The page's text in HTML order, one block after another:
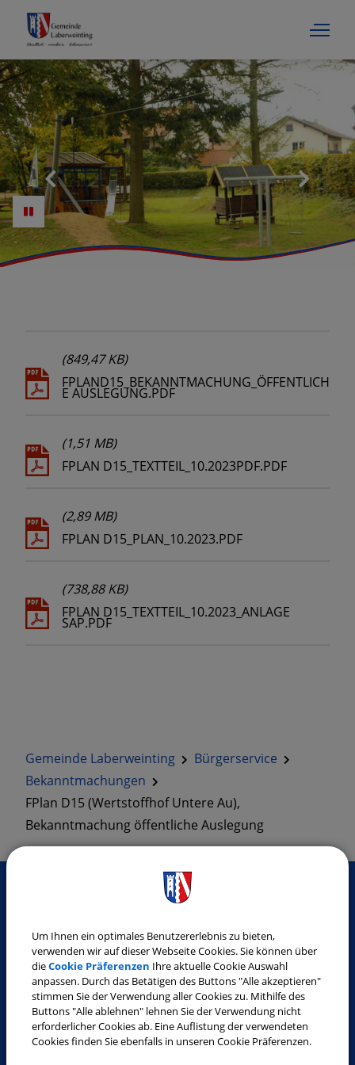
Gemeinde Laberweinting
Bürgerservice
Bekanntmachungen
FPlan D15 (Wertstoffhof Untere Au),
Bekanntmachung öffentliche Auslegung
(849,47 KB)
FPLAND15_BEKANNTMACHUNG_ÖFFENTLICH
E AUSLEGUNG.PDF
(1,51 MB)
FPLAN D15_TEXTTEIL_10.2023PDF.PDF
(2,89 MB)
FPLAN D15_PLAN_10.2023.PDF
(738,88 KB)
FPLAN D15_TEXTTEIL_10.2023_ANLAGE
SAP.PDF
Gemeinde Laberweinting
Landshuter Straße 32
84082 Laberweinting
Tel.:08772 9619-0
Fax:08772 9619-30
Um Ihnen ein optimales Benutzererlebnis zu bieten,
verwenden wir auf dieser Webseite Cookies. Sie können über
dieCookie Präferenzen Ihre aktuelle Cookie Auswahl
anpassen. Durch das Betätigen des Buttons "Alle akzeptieren"
stimmen Sie der Verwendung aller Cookies zu. Mithilfe des
Buttons "Alle ablehnen" lehnen Sie der Verwendung nicht
erforderlicher Cookies ab. Eine Auflistung der verwendeten
Cookies finden Sie ebenfalls in unseren Cookie Präferenzen.